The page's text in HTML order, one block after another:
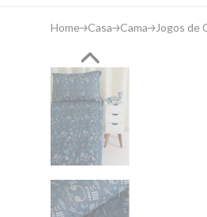
Home Casa Cama Jogos de